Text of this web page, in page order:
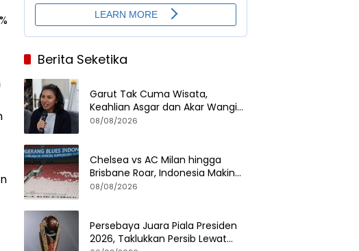
Berita Seketika
Garut Tak Cuma Wisata,
Keahlian Asgar dan Akar Wangi
Jadi Modal Diplomasi
08/08/2026
Chelsea vs AC Milan hingga
Brisbane Roar, Indonesia Makin
Dilirik Klub Internasional
08/08/2026
Persebaya Juara Piala Presiden
2026, Taklukkan Persib Lewat